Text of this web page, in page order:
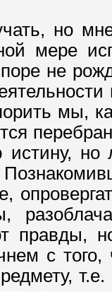
но
мере
не
мы,
но
правды,
с